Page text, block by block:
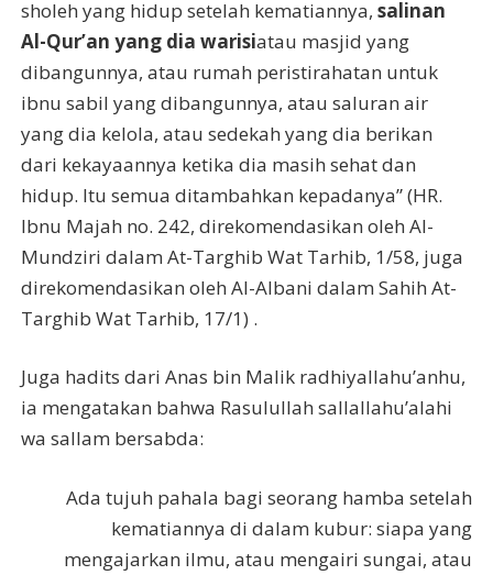
sholeh yang hidup setelah kematiannya, salinan
Al-Qur’an yang dia warisiatau masjid yang
dibangunnya, atau rumah peristirahatan untuk
ibnu sabil yang dibangunnya, atau saluran air
yang dia kelola, atau sedekah yang dia berikan
dari kekayaannya ketika dia masih sehat dan
hidup. Itu semua ditambahkan kepadanya” (HR.
Ibnu Majah no. 242, direkomendasikan oleh Al-
Mundziri dalam At-Targhib Wat Tarhib, 1/58, juga
direkomendasikan oleh Al-Albani dalam Sahih At-
Targhib Wat Tarhib, 17/1) .
Juga hadits dari Anas bin Malik radhiyallahu’anhu,
ia mengatakan bahwa Rasulullah sallallahu’alahi
wa sallam bersabda:
Ada tujuh pahala bagi seorang hamba setelah
kematiannya di dalam kubur: siapa yang
mengajarkan ilmu, atau mengairi sungai, atau